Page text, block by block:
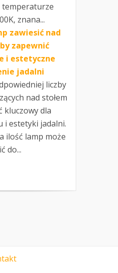
temperaturze
znana...
zawiesić nad
zapewnić
i estetyczne
jadalni
liczby
nad stołem
kluczowy dla
i estetyki jadalni.
ilość lamp może
do...